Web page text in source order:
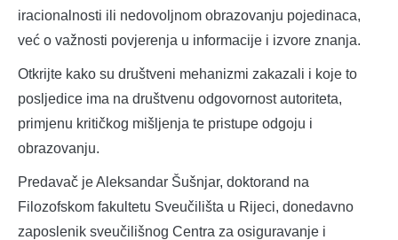
iracionalnosti ili nedovoljnom obrazovanju pojedinaca,
već o važnosti povjerenja u informacije i izvore znanja.
Otkrijte kako su društveni mehanizmi zakazali i koje to
posljedice ima na društvenu odgovornost autoriteta,
primjenu kritičkog mišljenja te pristupe odgoju i
obrazovanju.
Predavač je Aleksandar Šušnjar, doktorand na
Filozofskom fakultetu Sveučilišta u Rijeci, donedavno
zaposlenik sveučilišnog Centra za osiguravanje i